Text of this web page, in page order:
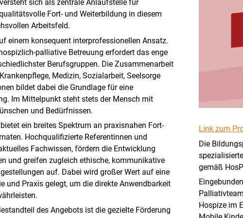
sich als zentrale Anlaufstelle für
Fort- und Weiterbildung in diesem
Arbeitsfeld.
einem konsequent interprofessionellen Ansatz.
palliative Betreuung erfordert das enge
Berufsgruppen. Die Zusammenarbeit
Medizin, Sozialarbeit, Seelsorge
bildet dabei die Grundlage für eine
Im Mittelpunkt steht stets der Mensch mit
und Bedürfnissen.
ein breites Spektrum an praxisnahen Fort-
Hochqualifizierte Referentinnen und
Fachwissen, fördern die Entwicklung
und greifen zugleich ethische, kommunikative
auf. Dabei wird großer Wert auf eine
und Praxis gelegt, um die direkte Anwendbarkeit
des Angebots ist die gezielte Förderung
Link zum
Die
gemäß
Hospize im